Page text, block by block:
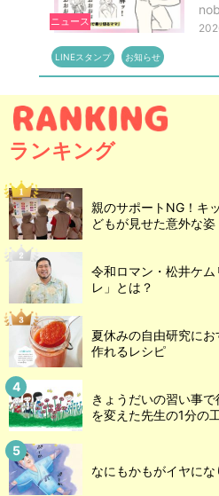
ニュース
LINEスタンプ お知らせ
ランキング
親のサポートNG！キ
どもが見せた意外な姿
令和ロマン・松井ケ
レ」とは？
夏休みの自由研究に
作れるレシピ
きょうだいの習い事
を変えた先生の1分の
なにもかもがイヤに